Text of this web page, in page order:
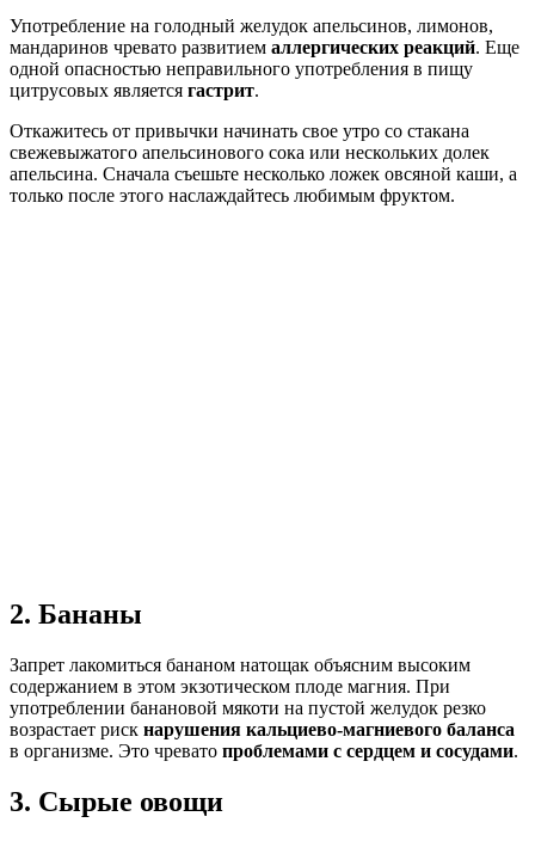
Употребление на голодный желудок апельсинов, лимонов,
мандаринов чревато развитием аллергических реакций. Еще
одной опасностью неправильного употребления в пищу
цитрусовых является гастрит.
Откажитесь от привычки начинать свое утро со стакана
свежевыжатого апельсинового сока или нескольких долек
апельсина. Сначала съешьте несколько ложек овсяной каши, а
только после этого наслаждайтесь любимым фруктом.
2. Бананы
Запрет лакомиться бананом натощак объясним высоким
содержанием в этом экзотическом плоде магния. При
употреблении банановой мякоти на пустой желудок резко
возрастает риск нарушения кальциево-магниевого баланса
в организме. Это чревато проблемами с сердцем и сосудами.
3. Сырые овощи